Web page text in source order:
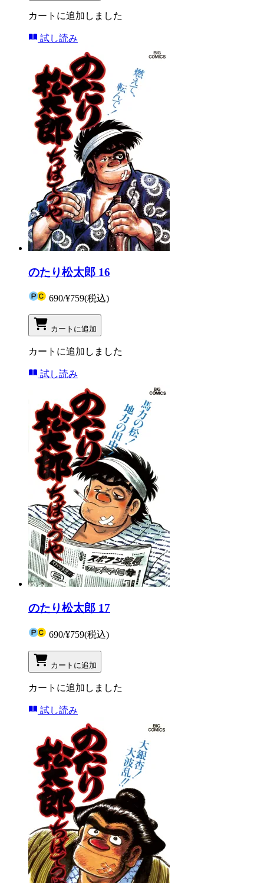
カートに追加しました
試し読み
のたり松太郎 16
690/¥759(税込)
カートに追加
カートに追加しました
試し読み
のたり松太郎 17
690/¥759(税込)
カートに追加
カートに追加しました
試し読み